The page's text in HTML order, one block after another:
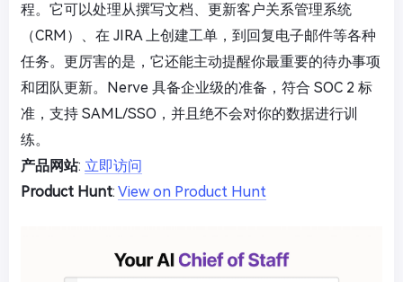
程。它可以处理从撰写文档、更新客户关系管理系统
（CRM）、在 JIRA 上创建工单，到回复电子邮件等各种
任务。更厉害的是，它还能主动提醒你最重要的待办事项
和团队更新。Nerve 具备企业级的准备，符合 SOC 2 标
准，支持 SAML/SSO，并且绝不会对你的数据进行训
练。
产品网站: 立即访问
Product Hunt: View on Product Hunt